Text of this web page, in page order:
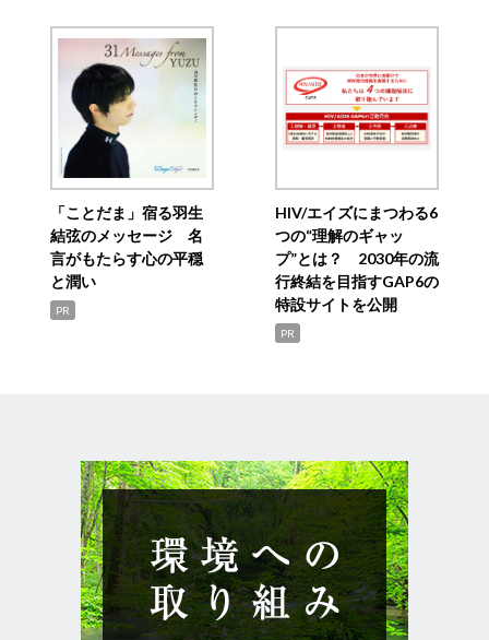
「ことだま」宿る羽生
結弦のメッセージ 名
言がもたらす心の平穏
と潤い
PR
HIV/エイズにまつわる6
つの“理解のギャッ
プ”とは？ 2030年の流
行終結を目指すGAP6の
特設サイトを公開
PR